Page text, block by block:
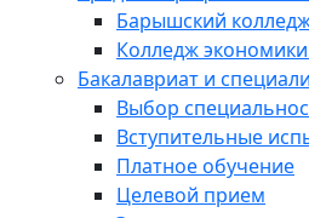
Барышский
Колледж
Бакалавриат и
Выбор
Вступительные
Платное обучение
Целевой прием